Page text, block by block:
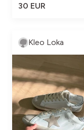
30 EUR
Kleo Loka